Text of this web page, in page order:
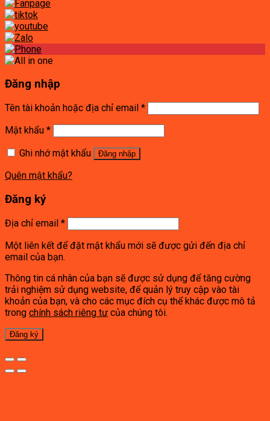
Đăng nhập
Tên tài khoản hoặc địa chỉ email *
Mật khẩu *
Ghi nhớ mật khẩu
Đăng nhập
Quên mật khẩu?
Đăng ký
Địa chỉ email *
Một liên kết để đặt mật khẩu mới sẽ được gửi đến địa chỉ
email của bạn.
Thông tin cá nhân của bạn sẽ được sử dụng để tăng cường
trải nghiệm sử dụng website, để quản lý truy cập vào tài
khoản của bạn, và cho các mục đích cụ thể khác được mô tả
trong chính sách riêng tư của chúng tôi.
Đăng ký